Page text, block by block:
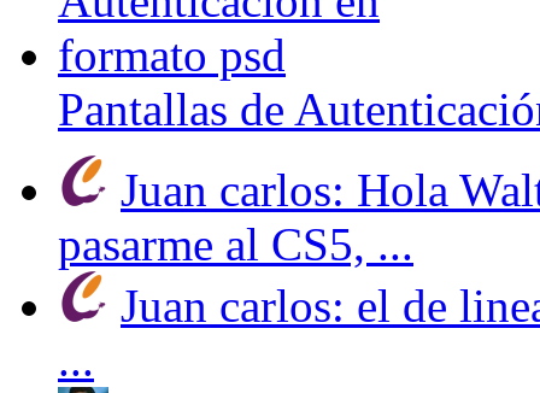
Pantallas de
Juan carlos: Hola
pasarme al CS5, ...
Juan carlos: el de
...